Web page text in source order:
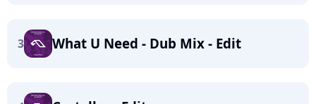
3 What U Need - Dub Mix - Edit